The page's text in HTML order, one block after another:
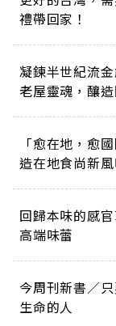
禮帶回家！
凝鍊半世紀流
老屋靈魂，釀
「愈在地，愈
造在地食尚新
回歸本味的感
高端味蕾
今周刊新書／
生命的人